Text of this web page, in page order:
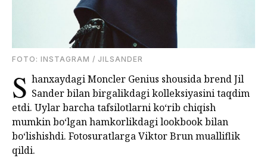
FOTО: INSTAGRAM / JILSANDER
S hanxaydagi Moncler Genius shousida brend Jil
Sander bilan birgalikdagi kolleksiyasini taqdim
etdi. Uylar barcha tafsilotlarni ko‘rib chiqish
mumkin bo‘lgan hamkorlikdagi lookbook bilan
bo‘lishishdi. Fotosuratlarga Viktor Brun mualliflik
qildi.